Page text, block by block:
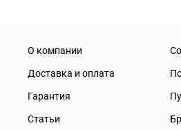
О компании
Доставка и оплата
Гарантия
Статьи